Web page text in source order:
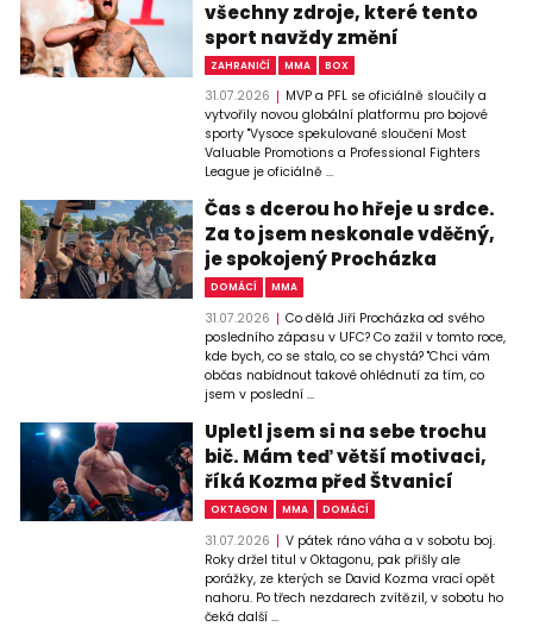
všechny zdroje, které tento
sport navždy změní
ZAHRANIČÍ MMA BOX
31.07.2026
MVP a PFL se oficiálně sloučily a
vytvořily novou globální platformu pro bojové
sporty "Vysoce spekulované sloučení Most
Valuable Promotions a Professional Fighters
League je oficiálně ...
Čas s dcerou ho hřeje u srdce.
Za to jsem neskonale vděčný,
je spokojený Procházka
DOMÁCÍ MMA
31.07.2026
Co dělá Jiří Procházka od svého
posledního zápasu v UFC? Co zažil v tomto roce,
kde bych, co se stalo, co se chystá? "Chci vám
občas nabídnout takové ohlédnutí za tím, co
jsem v poslední ...
Upletl jsem si na sebe trochu
bič. Mám teď větší motivaci,
říká Kozma před Štvanicí
OKTAGON MMA DOMÁCÍ
31.07.2026
V pátek ráno váha a v sobotu boj.
Roky držel titul v Oktagonu, pak přišly ale
porážky, ze kterých se David Kozma vrací opět
nahoru. Po třech nezdarech zvítězil, v sobotu ho
čeká další ...